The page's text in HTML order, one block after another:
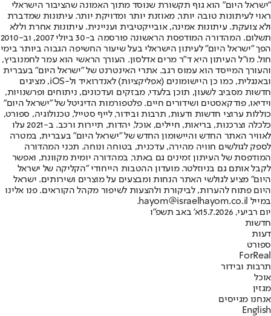
"ישראל היום" הוא גוף תקשורת שנוסד מתוך האמונה שהציבור הישראלי
ראוי לעיתונות טובה יותר, מאוזנת יותר ומדויקת יותר. עיתונות שמדברת
ולא צועקת. עיתונות אמינה, אובייקטיבית ועניינית. עיתונות אחרת וללא
תשלום. המהדורה המודפסת הראשונה פורסמה ב-30 ביולי 2007, וב-2010
הפך "ישראל היום" לעיתון הישראלי בעל שיעור החשיפה הגבוה ביותר בימי
חול. מו"ל העיתון היא ד"ר מרים אדלסון. העורך הראשי הוא עמר לחמנוביץ,
והעורך המייסד הוא עמוס רגב. אתרי האינטרנט של "ישראל היום" בעברית
ובאנגלית, כמו כן היישומונים (אפליקציות) לאנדרואיד ול-iOS, מציגים
חדשות מסביב לשעון, תוכן בלעדי, מבזקים ועדכונים, ניתוחים ופרשנויות,
וידיאו, פודקאסטים ושידורים חיים. פלטפורמות הדיגיטל של "ישראל היום"
כוללות ערוצי חדשות ודעות, תרבות ובידור, לייף סטייל, טכנולוגיה, ספורט,
כלכלה וצרכנות, בריאות, חיילים, אוכל, יהדות, תיירות ורכב. ב-2021 עלו
לאוויר האתר החדש והיישומון החדש של "ישראל היום" בעברית, במטרה
לספק לגולשים חוויה מהירה, עדכנית, בטוחה ונוחה. תכני המהדורה
המודפסת של העיתון זמינים גם באתר, במהדורה יומית מקוונת, ואפשר
לקבל אותם גם בניוזלטר. מועדון ההטבות הייחודי "הקליקה של ישראל
היום" מציע לגולשי האתר הנחות ומבצעים על מוצרים ושירותים. ישראל
היום פתוח להערות, לביקורת ולהצעות לשיפור מקהל הקוראים. פנו אלינו
במייל hayom@israelhayom.co.il.
יום רביעי, 15.7.2026
א' באב תשפ"ו
חדשות
דעות
ספורט
ForReal
תרבות ובידור
אוכל
מגזין
אנחנו מגייסים
English